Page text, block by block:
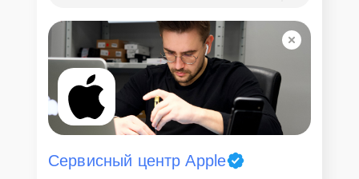
Сервисный центр Apple